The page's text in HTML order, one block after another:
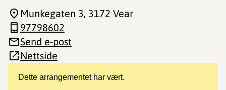
Dette arrangementet har vært.
Munkegaten 3, 3172 Vear
97798602
Send e-post
Nettside